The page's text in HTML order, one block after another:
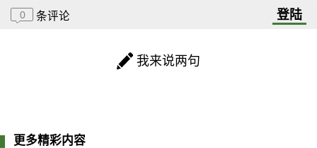
0 条评论 登陆
我来说两句
更多精彩内容